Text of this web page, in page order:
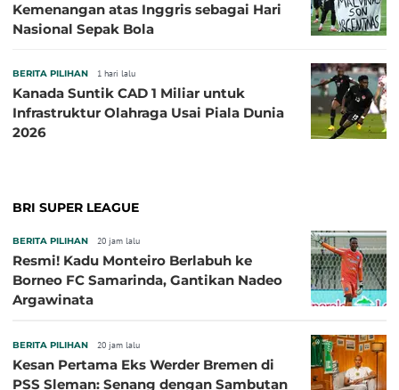
Kemenangan atas Inggris sebagai Hari
Nasional Sepak Bola
BERITA PILIHAN 1 hari lalu
Kanada Suntik CAD 1 Miliar untuk
Infrastruktur Olahraga Usai Piala Dunia
2026
BRI SUPER LEAGUE
BERITA PILIHAN 20 jam lalu
Resmi! Kadu Monteiro Berlabuh ke
Borneo FC Samarinda, Gantikan Nadeo
Argawinata
BERITA PILIHAN 20 jam lalu
Kesan Pertama Eks Werder Bremen di
PSS Sleman: Senang dengan Sambutan